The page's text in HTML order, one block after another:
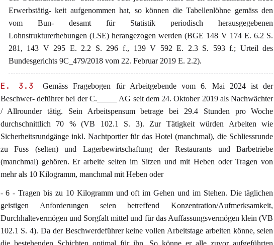
Erwerbstätig- keit aufgenommen hat, so können die Tabellenlöhne gemäss den
vom Bun- desamt für Statistik periodisch herausgegebenen
Lohnstrukturerhebungen (LSE) herangezogen werden (BGE 148 V 174 E. 6.2 S.
281, 143 V 295 E. 2.2 S. 296 f., 139 V 592 E. 2.3 S. 593 f.; Urteil des
Bundesgerichts 9C_479/2018 vom 22. Februar 2019 E. 2.2).
E. 3.3
Gemäss Fragebogen für Arbeitgebende vom 6. Mai 2024 ist der
Beschwer- deführer bei der C._____ AG seit dem 24. Oktober 2019 als Nachwächter
/ Allrounder tätig. Sein Arbeitspensum betrage bei 29.4 Stunden pro Woche
durchschnittlich 70 % (VB 102.1 S. 3). Zur Tätigkeit würden Arbeiten wie
Sicherheitsrundgänge inkl. Nachtportier für das Hotel (manchmal), die Schliessrunde
zu Fuss (selten) und Lagerbewirtschaftung der Restaurants und Barbetriebe
(manchmal) gehören. Er arbeite selten im Sitzen und mit Heben oder Tragen von
mehr als 10 Kilogramm, manchmal mit Heben oder
- 6 - Tragen bis zu 10 Kilogramm und oft im Gehen und im Stehen. Die täglichen
geistigen Anforderungen seien betreffend Konzentration/Aufmerksamkeit,
Durchhaltevermögen und Sorgfalt mittel und für das Auffassungsvermögen klein (VB
102.1 S. 4). Da der Beschwerdeführer keine vollen Arbeitstage arbeiten könne, seien
die bestehenden Schichten optimal für ihn. So könne er alle zuvor aufgeführten